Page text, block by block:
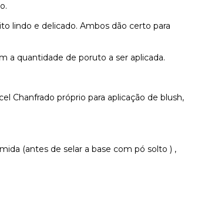
lindo e delicado. Ambos dão certo para
a quantidade de poruto a ser aplicada.
Chanfrado próprio para aplicação de blush,
(antes de selar a base com pó solto ) ,